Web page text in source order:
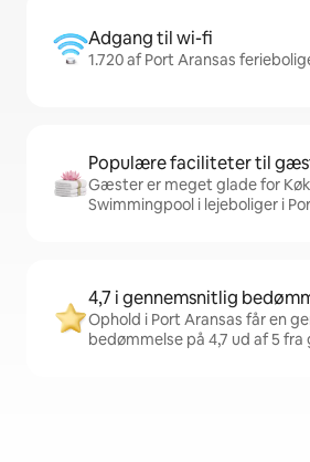
Adgang til wi-fi
1.720 af Port Aransas
Populære faciliteter til
Gæster er meget glade for
Swimmingpool i lejeboliger i
4,7 i gennemsnitlig
Ophold i Port Aransas får en
bedømmelse på 4,7 ud af 5